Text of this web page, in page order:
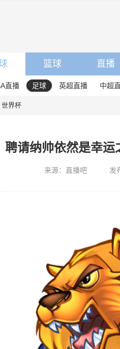
篮球 直播
直播 足球 英超直播 中超
世界杯
聘请纳帅依然是幸
来源：直播吧 发